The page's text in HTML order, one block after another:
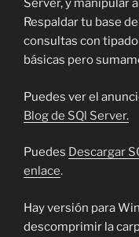
Server, y manipular
Respaldar tu base
consultas con
básicas pero
Puedes ver el
Blog de SQl Server.
Puedes Descargar
enlace.
Hay versión para
descomprimir la